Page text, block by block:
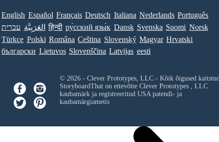
English Español Français Deutsch Italiana Nederlands Português
עברית العَرَبِيَّة हिन्दी ру́сский язы́к Dansk Svenska Suomi Norsk
Türkçe Polski Româna Ceština Slovenský Magyar Hrvatski
български Lietuvos Slovenščina Latvijas eesti
© 2026 - Clever Prototypes, LLC - Kõik õigused
StoryboardThat on ettevõtte Clever Prototypes , LLC
kaubamärk ja registreeritud USA patendi- ja
kaubamärgiametis